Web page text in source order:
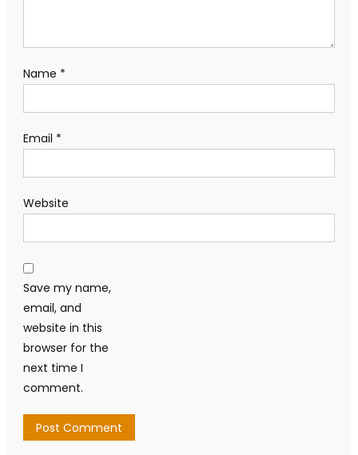
Name *
Email *
Website
Save my name,
email, and
website in this
browser for the
next time I
comment.